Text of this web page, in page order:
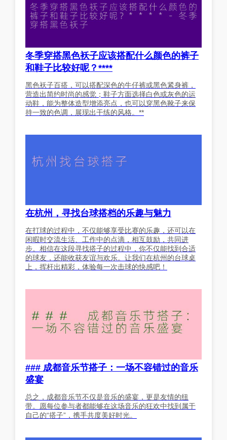
冬季穿搭黑色袄子应该搭配什么颜色的裤子
和鞋子比较好呢？****
黑色袄子百搭，可以搭配深色的牛仔裤或黑色紧身裤，
营造出简约时尚的感觉；鞋子方面选择白色或灰色的运
动鞋，能为整体造型增添亮点，也可以穿黑色靴子来保
持一致的色调，展现出干练的风格。**
在杭州，寻找台球搭档的乐趣与魅力
在打球的过程中，不仅能够享受比赛的乐趣，还可以在
闲暇时交流生活、工作中的点滴，相互鼓励，共同进
步。相信在这段寻找搭子的过程中，你不仅能找到合适
的球友，还能收获友谊与欢乐。让我们在杭州的台球桌
上，挥杆出精彩，体验每一次击球的快感吧！
### 成都音乐节搭子：一场不容错过的音乐
盛宴
总之，成都音乐节不仅是音乐的盛宴，更是友情的纽
带。愿每位参与者都能够在这场音乐的狂欢中找到属于
自己的“搭子”，携手共度美好时光。